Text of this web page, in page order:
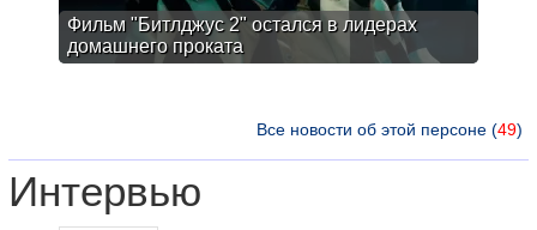
Фильм "Битлджус 2" остался в лидерах
домашнего проката
Все новости об этой персоне (49)
Интервью